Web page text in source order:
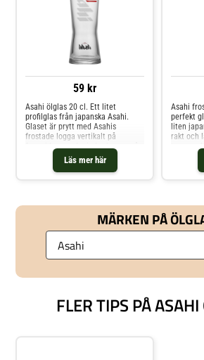
59 kr
Läs mer här
Asahi ölglas 20 cl. Ett litet
profilglas från japanska Asahi.
Glaset är prytt med Asahis
frostade logga vertikalt på
framsidan, med mindre loggor på
baksidan. Den lätta midjan på
undre halvan gör glaset extra
greppvänligt.Asahi ölglas 20 cl är
i botten som gör det stadigt.
Asahi
perfekt
liten
rakt och
toppen.
vertikalt
och på
liten
MÄRKEN PÅ
FLER TIPS PÅ ASAHI